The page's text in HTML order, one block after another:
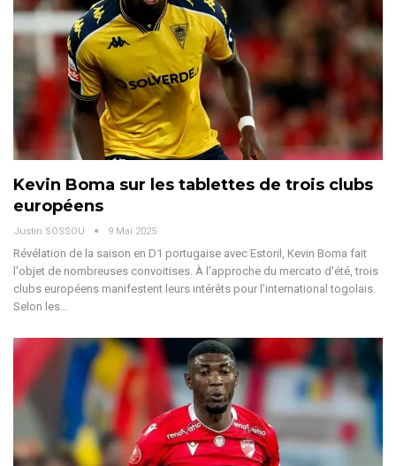
Kevin Boma sur les tablettes de trois clubs
européens
Justin SOSSOU 9 Mai 2025
Révélation de la saison en D1 portugaise avec Estoril, Kevin Boma fait
l'objet de nombreuses convoitises. À l'approche du mercato d'été, trois
clubs européens manifestent leurs intérêts pour l'international togolais.
Selon les